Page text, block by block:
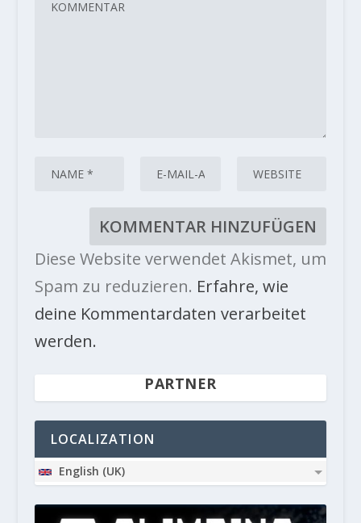
Diese Website verwendet Akismet, um
Spam zu reduzieren. Erfahre, wie
deine Kommentardaten verarbeitet
werden.
PARTNER
LOCALIZATION
English (UK)